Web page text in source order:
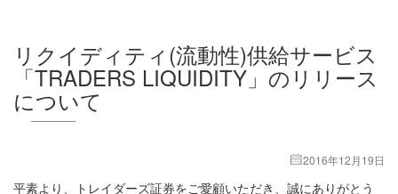
リクイディティ(流動性)供給サービス
「TRADERS LIQUIDITY」のリリース
について
2016年12月19日
平素より、トレイダーズ証券をご愛顧いただき、誠にありがとう